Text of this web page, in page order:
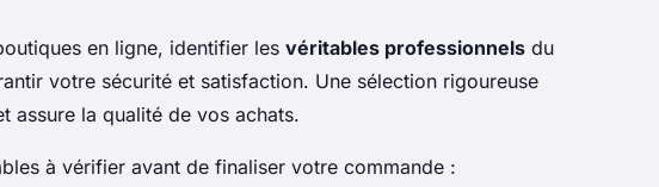
en ligne, identifier les véritables professionnels du
votre sécurité et satisfaction. Une sélection rigoureuse
assure la qualité de vos achats.
à vérifier avant de finaliser votre commande :